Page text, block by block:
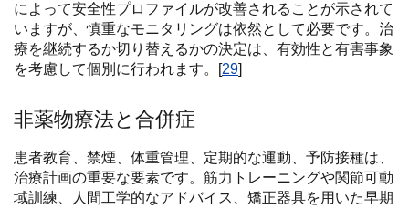
によって安全性プロファイルが改善されることが示されて
いますが、慎重なモニタリングは依然として必要です。治
療を継続するか切り替えるかの決定は、有効性と有害事象
を考慮して個別に行われます。[29]
非薬物療法と合併症
患者教育、禁煙、体重管理、定期的な運動、予防接種は、
治療計画の重要な要素です。筋力トレーニングや関節可動
域訓練、人間工学的なアドバイス、矯正器具を用いた早期